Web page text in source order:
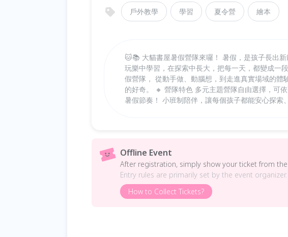
戶外教學 學習 夏令營 繪本
🐱📚 大貓書屋暑假營隊來囉！ 暑假，是孩子長出
玩樂中學習，在探索中長大，把每一天，都變成一
假營隊， 從動手做、動腦想，到走進真實場域的
的好奇。 🔸 營隊特色 多元主題營隊自由選擇，可
暑假節奏！ 小班制陪伴，讓每個孩子都能安心探索
Offline Event
After registration, simply show your ticket from the
Entry rules are primarily set by the event organizer.
How to Collect Tickets?